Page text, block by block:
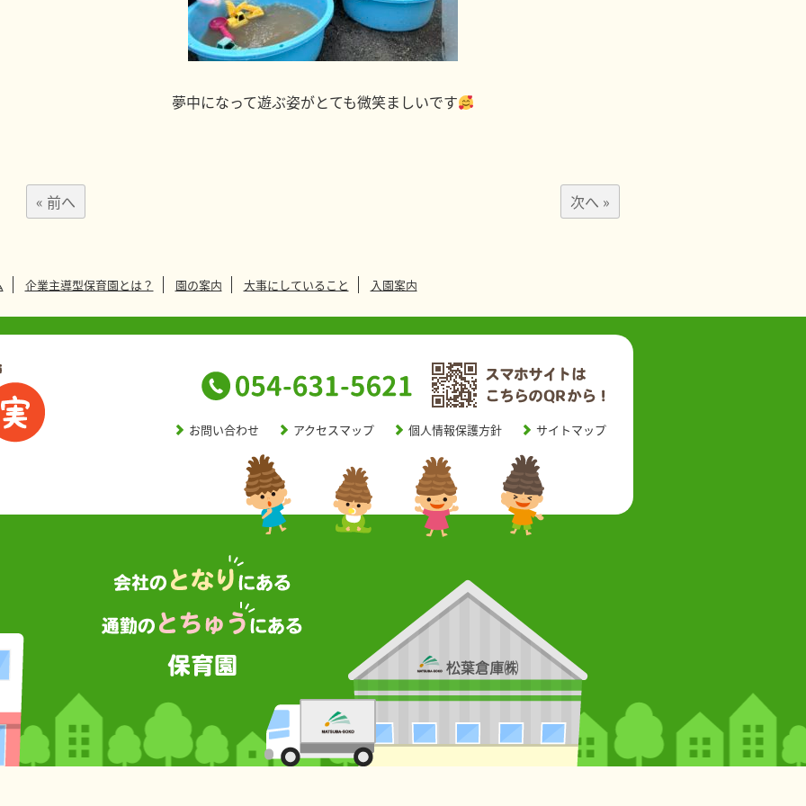
夢中になって遊ぶ姿がとても微笑ましいです
« 前へ 次へ »
企業主導型保育園とは？ 園の案内 大事にしていること 入園案内
お問い合わせ アクセスマップ 個人情報保護方針 サイトマップ